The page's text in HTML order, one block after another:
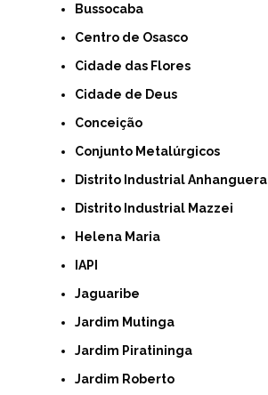
Bussocaba
Centro de Osasco
Cidade das Flores
Cidade de Deus
Conceição
Conjunto Metalúrgicos
Distrito Industrial Anhanguera
Distrito Industrial Mazzei
Helena Maria
IAPI
Jaguaribe
Jardim Mutinga
Jardim Piratininga
Jardim Roberto